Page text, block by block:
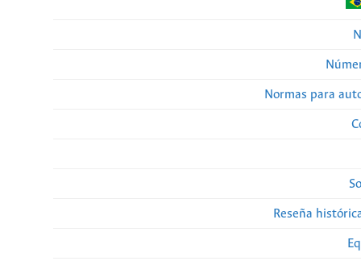
Normas para
Reseña